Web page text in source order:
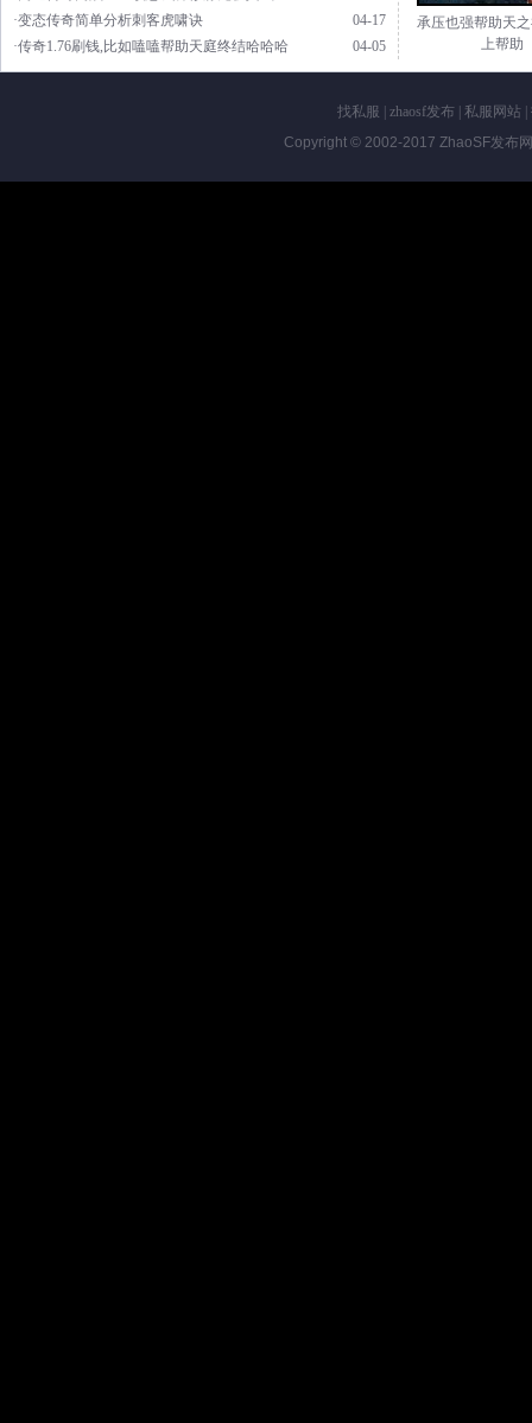
04-17
·变态传奇简单分析刺客虎啸诀
04-05
·传奇1.76刷钱,比如嗑嗑帮助天庭终结哈哈哈
承压也强帮助天
上帮助
找私服 zhaosf发布 私服网站
Copyright © 2002-2017 ZhaoSF发布网